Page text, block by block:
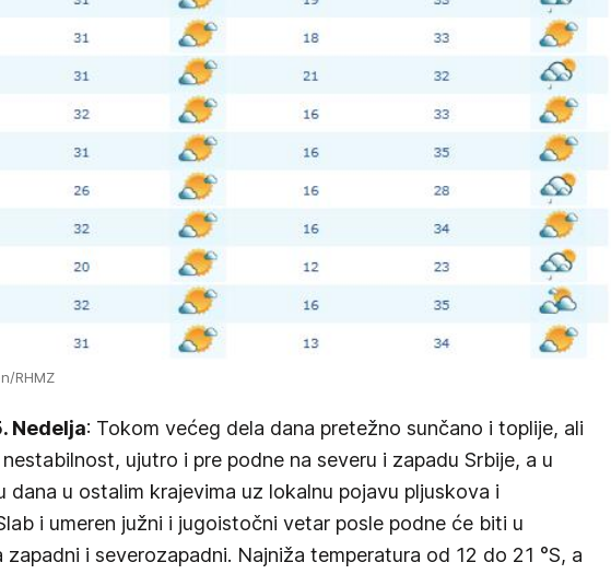
RHMZ
Nedelja: Tokom većeg dela dana pretežno sunčano i toplije, ali
ujutro i pre podne na severu i zapadu Srbije, a u
dana u ostalim krajevima uz lokalnu pojavu pljuskova i
i umeren južni i jugoistočni vetar posle podne će biti u
zapadni i severozapadni. Najniža temperatura od 12 do 21 °S, a